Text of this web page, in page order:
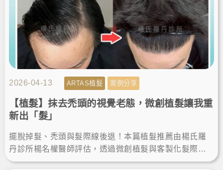
2026-04-13 ARTAS植髮 案例分享
【植髮】抹去禿頭的視覺老態，微創植髮讓我重
新出「髮」
擺脫掉髮、禿頭與髮際線後退！本篇植髮推薦由楊氏羅
丹診所楊名權醫師評估，透過微創植髮與客製化髮際線
設計，解決高額頭植髮需求，術後重獲自然髮量與自